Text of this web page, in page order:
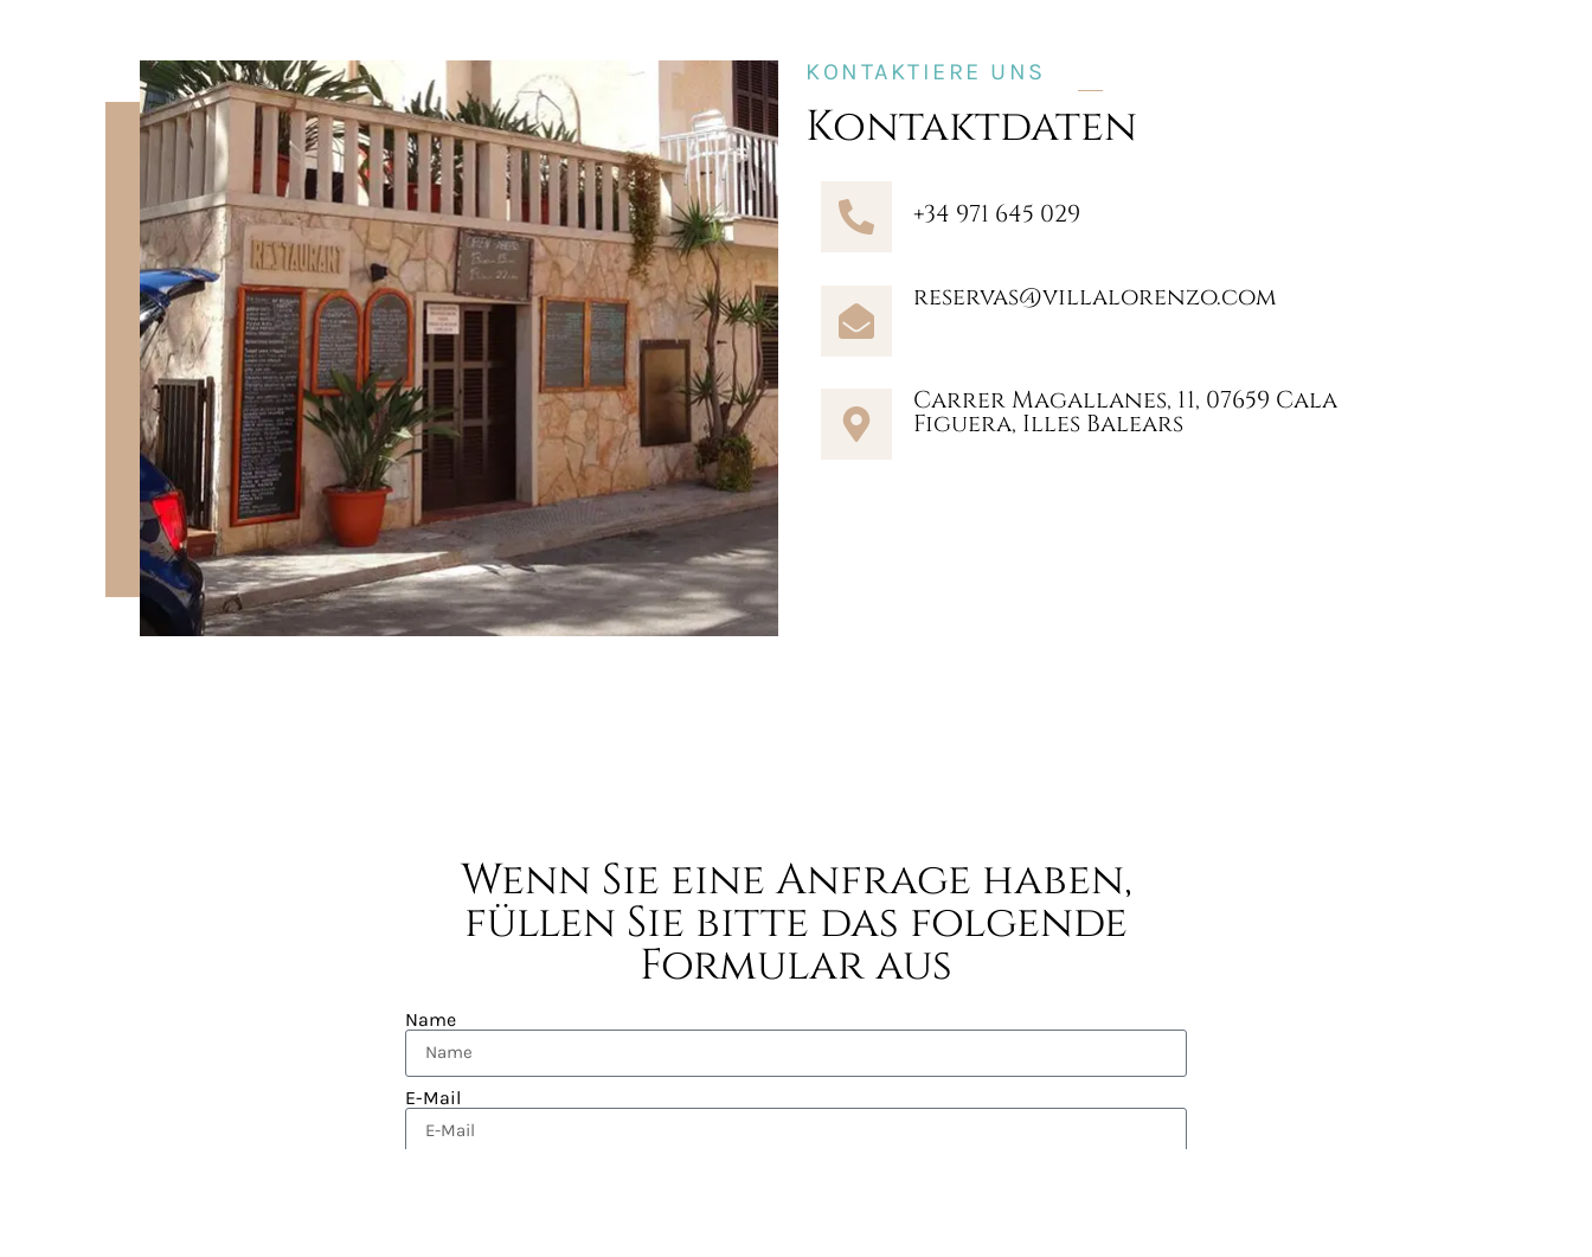
KONTAKTIERE UNS
Kontaktdaten
+34 971 645 029
reservas@villalorenzo.com
Carrer Magallanes, 11, 07659 Cala
Figuera, Illes Balears
Wenn Sie eine Anfrage haben,
füllen Sie bitte das folgende
Formular aus
Name
E-Mail